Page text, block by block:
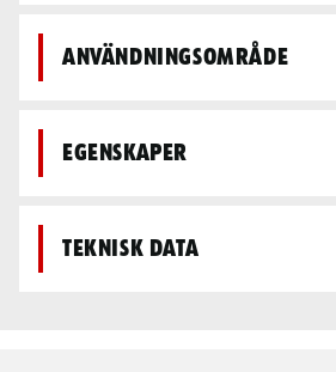
Användningsområde
Egenskaper
Teknisk data